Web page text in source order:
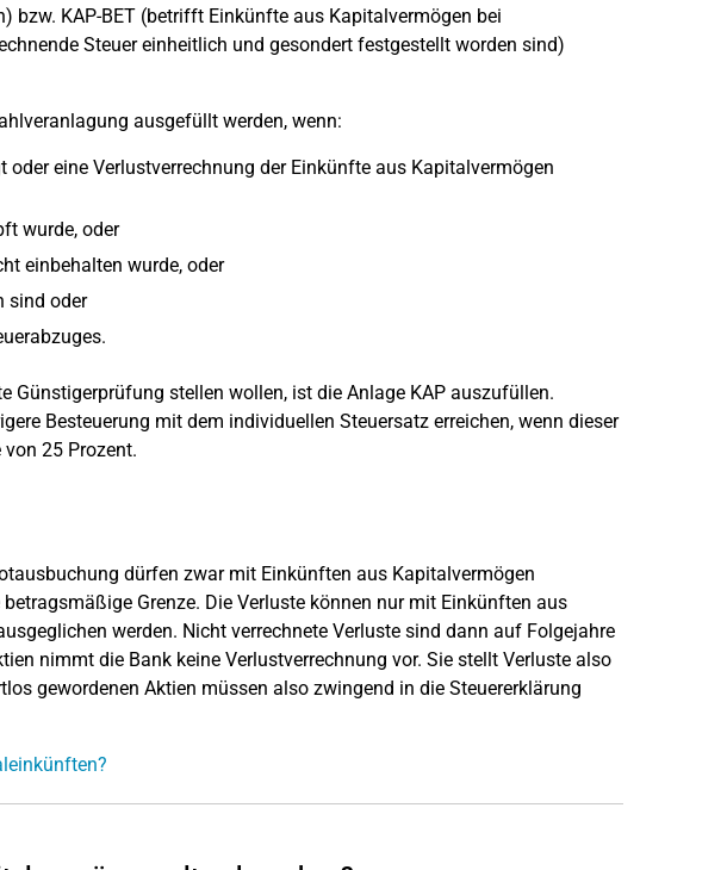
bzw. KAP-BET (betrifft Einkünfte aus Kapitalvermögen bei
Steuer einheitlich und gesondert festgestellt worden sind)
ausgefüllt werden, wenn:
eine Verlustverrechnung der Einkünfte aus Kapitalvermögen
wurde, oder
einbehalten wurde, oder
sind oder
Günstigerprüfung stellen wollen, ist die Anlage KAP auszufüllen.
Besteuerung mit dem individuellen Steuersatz erreichen, wenn dieser
25 Prozent.
dürfen zwar mit Einkünften aus Kapitalvermögen
Grenze. Die Verluste können nur mit Einkünften aus
werden. Nicht verrechnete Verluste sind dann auf Folgejahre
nimmt die Bank keine Verlustverrechnung vor. Sie stellt Verluste also
gewordenen Aktien müssen also zwingend in die Steuererklärung